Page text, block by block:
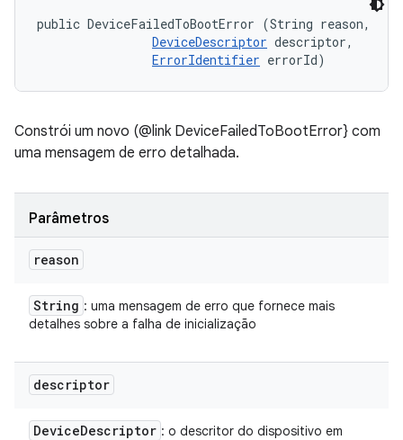
public DeviceFailedToBootError (String reason,
DeviceDescriptor descriptor,
ErrorIdentifier errorId)
Constrói um novo (@link DeviceFailedToBootError} com
uma mensagem de erro detalhada.
Parâmetros
reason
String : uma mensagem de erro que fornece mais
detalhes sobre a falha de inicialização
descriptor
DeviceDescriptor : o descritor do dispositivo em